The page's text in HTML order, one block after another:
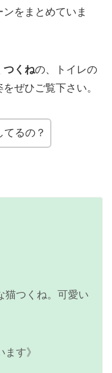
をまとめていま
つくねの、トイレの
ぜひご覧下さい。
てるの？
猫つくね。可愛い
す》